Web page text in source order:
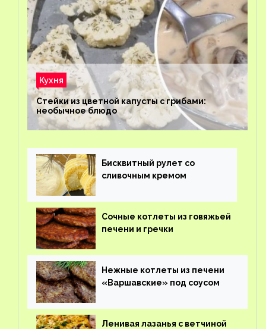
Кухня
Стейки из цветной капусты с грибами:
необычное блюдо
Бисквитный рулет со
сливочным кремом
Сочные котлеты из говяжьей
печени и гречки
Нежные котлеты из печени
«Варшавские» под соусом
Ленивая лазанья с ветчиной